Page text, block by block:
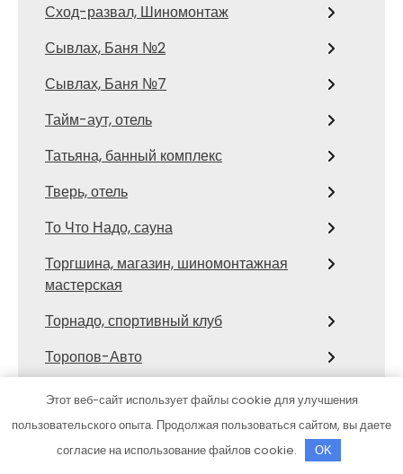
Сход-развал, Шиномонтаж
Сывлах, Баня №2
Сывлах, Баня №7
Тайм-аут, отель
Татьяна, банный комплекс
Тверь, отель
То Что Надо, сауна
Торгшина, магазин, шиномонтажная
мастерская
Торнадо, спортивный клуб
Торопов-Авто
Три ковша, банный клуб
Турецкие бани, оздоровительный
комплекс
Этот веб-сайт использует файлы cookie для улучшения
пользовательского опыта. Продолжая пользоваться сайтом, вы даете
согласие на использование файлов cookie.
OK